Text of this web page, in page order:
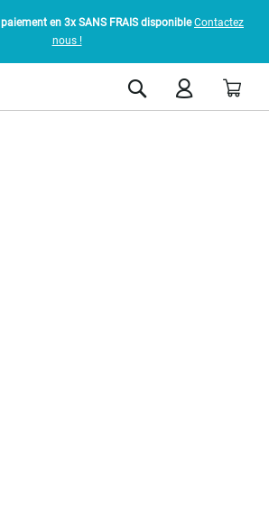
paiement en 3x SANS FRAIS disponible Contactez
nous !
Rechercher